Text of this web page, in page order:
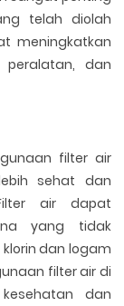
telah diolah
meningkatkan
peralatan, dan
filter air
sehat dan
air dapat
yang tidak
dan logam
filter air di
dan